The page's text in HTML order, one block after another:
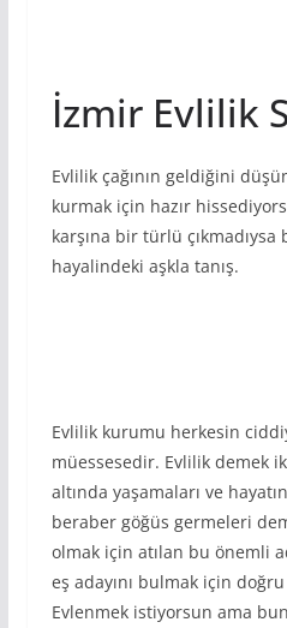
İzmir Evlilik
Evlilik çağının geldiğini
kurmak için hazır
karşına bir türlü çıkmadıysa
hayalindeki aşkla tanış.
Evlilik kurumu herkesin
müessesedir. Evlilik demek
altında yaşamaları ve
beraber göğüs germeleri
olmak için atılan bu önemli
eş adayını bulmak için
Evlenmek istiyorsun ama